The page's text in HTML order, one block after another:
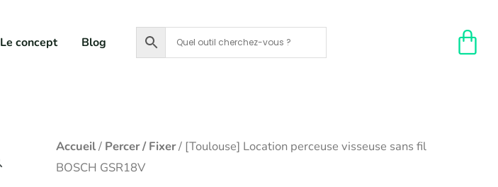
Le concept
Blog
Accueil/ Percer / Fixer/ [Toulouse] Location perceuse visseuse sans fil
BOSCH GSR18V